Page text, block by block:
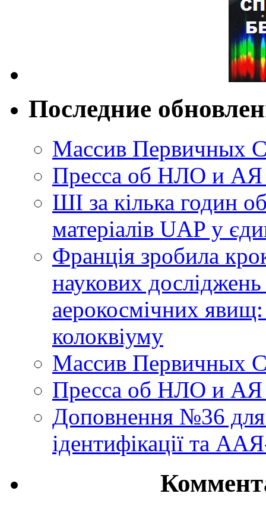
Последние
Массив Первичных
Пресса об НЛО и
ШІ за кілька годин
матеріалів UAP у
Франція зробила
наукових
аерокосмічних
колоквіуму
Массив Первичных
Пресса об НЛО и
Доповнення №36
ідентифікації та